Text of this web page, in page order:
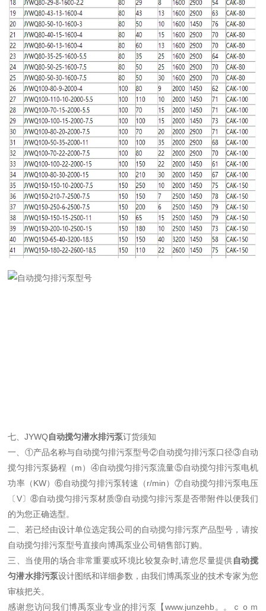
七、JYWQ自动搅匀潜水排污泵订货须知
一、①产品名称与自动搅匀排污泵型号②自动搅匀排污泵口径③自动
搅匀排污泵扬程（m）④自动搅匀排污泵流量⑤自动搅匀排污泵电机
功率（KW）⑥自动搅匀排污泵转速（r/min）⑦自动搅匀排污泵电压
〔V〕⑧自动搅匀排污泵材质⑨自动搅匀排污泵是否带附件以便我们
的为您正确选型。
二、若已经由设计单位选定我公司的自动搅匀排污泵产品型号，请按
自动搅匀排污泵型号直接向博禹泵业公司销售部订购。
三、当使用的场合非常重要或环境比较复杂时,请您尽量提供自动搅
匀潜水排污泵设计图纸和详细参数，由我们博禹泵业的技术专家为您
审核把关。
感谢您访问我们博禹泵业专业的排污泵【www.junzehb。。ｃｏｍ